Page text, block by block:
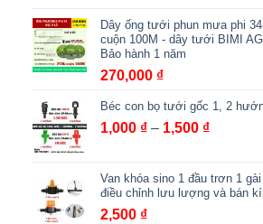
Dây ống tưới phun mưa phi
cuộn 100M - dây tưới BIMI
Bảo hành 1 năm
270,000 ₫
Béc con bọ tưới gốc 1, 2
1,000 ₫ – 1,500 ₫Khoảng
1,000 ₫
đến
Van khóa sino 1 đầu trơn 1
điều chỉnh lưu lượng và bán
2,500 ₫